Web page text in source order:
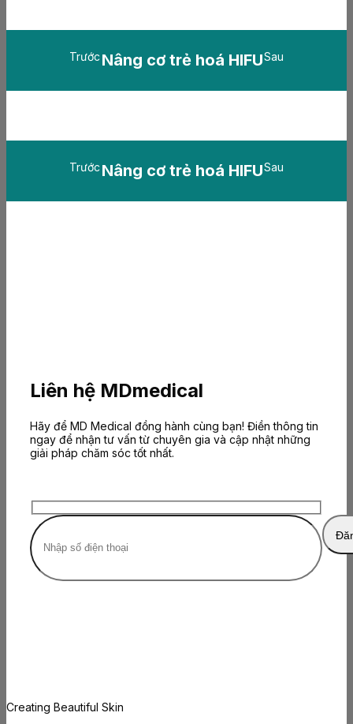
Trước Nâng cơ trẻ hoá HIFUSau
Trước Nâng cơ trẻ hoá HIFUSau
Liên hệ MDmedical
Hãy để MD Medical đồng hành cùng bạn! Điền thông tin
ngay để nhận tư vấn từ chuyên gia và cập nhật những
giải pháp chăm sóc tốt nhất.
Creating Beautiful Skin